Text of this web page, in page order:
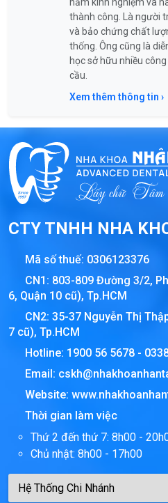
thành công. Là người
và bảo chứng chất
thống. Ông cũng là
học sở hữu nhiều
cầu.
Xem thêm thông tin ›
CTY TNHH NHA
Mã số thuế: 0306123376
CN1: 803-809 Đường 3/2,
6, Quận 10 cũ), Tp.HCM
CN2: 35-37 Nguyễn Thị
7 cũ), Tp.HCM
Hotline: 1900 56 5678 -
Email:
Website:
Thời gian làm việc
Thứ 2 đến thứ 7: 8h00 -
Chủ nhật: 8h00 - 17h00